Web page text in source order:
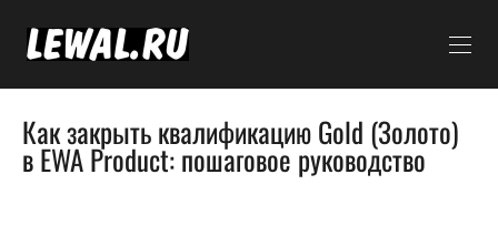
Как закрыть квалификацию Gold (Золото)
в EWA Product: пошаговое руководство